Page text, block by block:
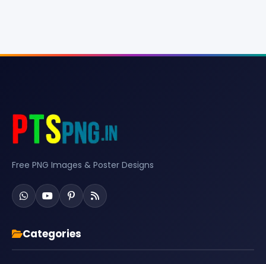
Free PNG Images & Poster Designs
Categories